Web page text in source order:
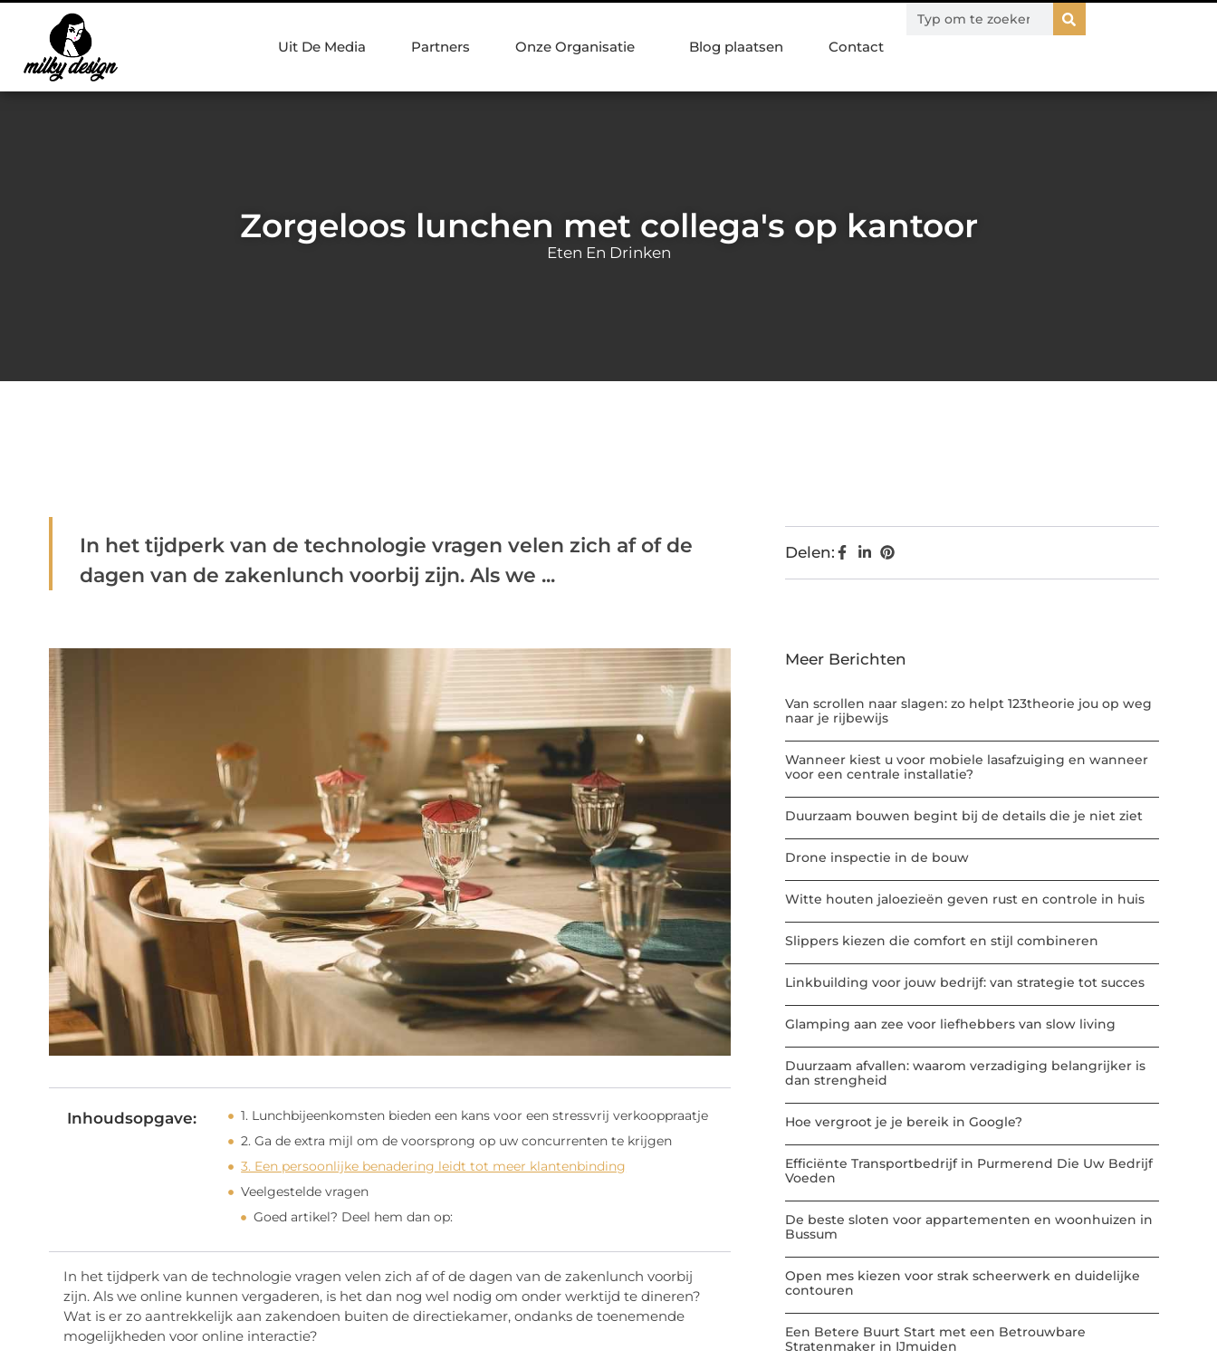
Uit De Media Partners Onze Organisatie Blog plaatsen Contact
Zorgeloos lunchen met collega's op kantoor
Eten En Drinken
In het tijdperk van de technologie vragen velen zich af of de
dagen van de zakenlunch voorbij zijn. Als we ...
Inhoudsopgave:
1. Lunchbijeenkomsten bieden een kans voor een stressvrij verkooppraatje
2. Ga de extra mijl om de voorsprong op uw concurrenten te krijgen
3. Een persoonlijke benadering leidt tot meer klantenbinding
Veelgestelde vragen
Goed artikel? Deel hem dan op:
In het tijdperk van de technologie vragen velen zich af of de dagen van de zakenlunch voorbij
zijn. Als we online kunnen vergaderen, is het dan nog wel nodig om onder werktijd te dineren?
Wat is er zo aantrekkelijk aan zakendoen buiten de directiekamer, ondanks de toenemende
mogelijkheden voor online interactie?
Delen:
Meer Berichten
Van scrollen naar slagen: zo helpt 123theorie jou op weg
naar je rijbewijs
Wanneer kiest u voor mobiele lasafzuiging en wanneer
voor een centrale installatie?
Duurzaam bouwen begint bij de details die je niet ziet
Drone inspectie in de bouw
Witte houten jaloezieën geven rust en controle in huis
Slippers kiezen die comfort en stijl combineren
Linkbuilding voor jouw bedrijf: van strategie tot succes
Glamping aan zee voor liefhebbers van slow living
Duurzaam afvallen: waarom verzadiging belangrijker is
dan strengheid
Hoe vergroot je je bereik in Google?
Efficiënte Transportbedrijf in Purmerend Die Uw Bedrijf
Voeden
De beste sloten voor appartementen en woonhuizen in
Bussum
Open mes kiezen voor strak scheerwerk en duidelijke
contouren
Een Betere Buurt Start met een Betrouwbare
Stratenmaker in IJmuiden